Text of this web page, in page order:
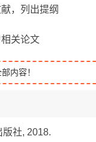
，列出提纲
关论文
内容！
版社, 2018.